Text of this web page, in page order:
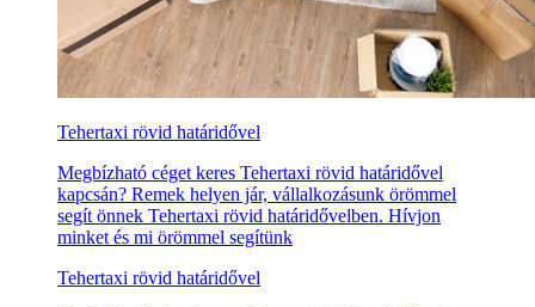
Tehertaxi rövid határidővel
Megbízható céget keres Tehertaxi rövid határidővel
kapcsán? Remek helyen jár, vállalkozásunk örömmel
segít önnek Tehertaxi rövid határidővelben. Hívjon
minket és mi örömmel segítünk
Tehertaxi rövid határidővel